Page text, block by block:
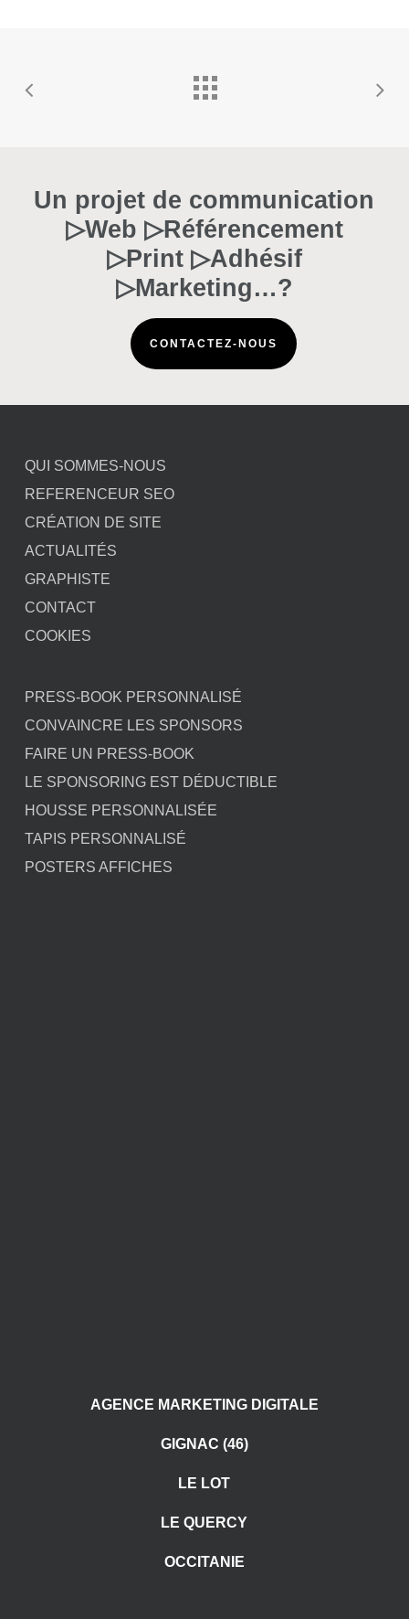
Un projet de communication
▷Web ▷Référencement
▷Print ▷Adhésif
▷Marketing…?
CONTACTEZ-NOUS
QUI SOMMES-NOUS
REFERENCEUR SEO
CRÉATION DE SITE
ACTUALITÉS
GRAPHISTE
CONTACT
COOKIES
PRESS-BOOK PERSONNALISÉ
CONVAINCRE LES SPONSORS
FAIRE UN PRESS-BOOK
LE SPONSORING EST DÉDUCTIBLE
HOUSSE PERSONNALISÉE
TAPIS PERSONNALISÉ
POSTERS AFFICHES
AGENCE MARKETING DIGITALE
GIGNAC (46)
LE LOT
LE QUERCY
OCCITANIE